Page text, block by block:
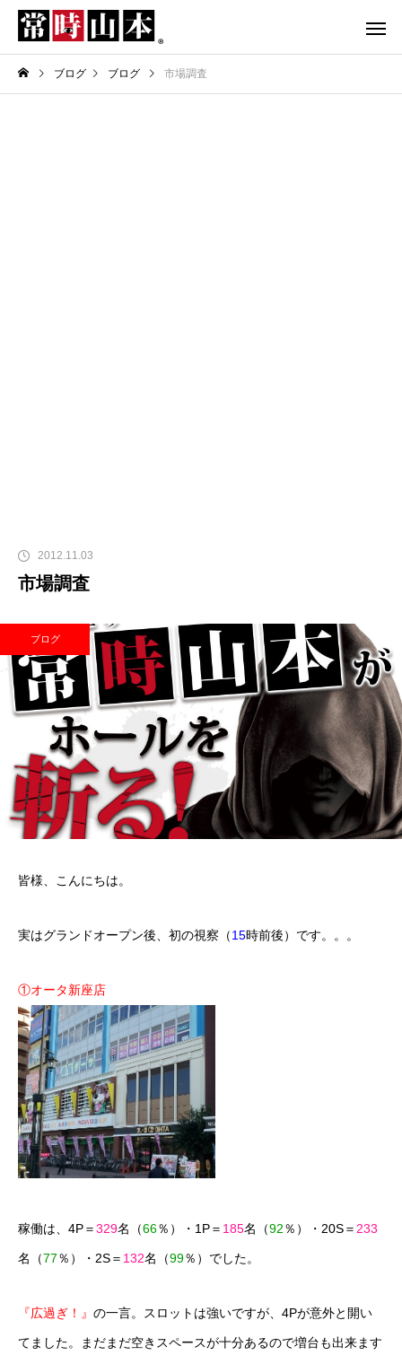
ブログ ブログ 市場調査
2012.11.03
市場調査
ブログ
皆様、こんにちは。
実はグランドオープン後、初の視察（15時前後）です。。。
①オータ新座店
稼働は、4P＝329名（66％）・1P＝ 185名（92％）・20S＝ 233
名（77％）・2S＝ 132名（99％）でした。
『広過ぎ！』 の一言。スロットは強いですが、4Pが意外と開い
てました。まだまだ空きスペースが十分あるので増台も出来ます